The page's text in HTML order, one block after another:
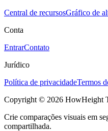
Central de recursosGráfico de
Conta
EntrarContato
Jurídico
Política de privacidadeTermos
Copyright © 2026 HowHeight
Crie comparações visuais em
compartilhada.